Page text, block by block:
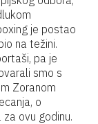
je postao
na težini.
pa je
smo s
Zoranom
o
ovu godinu.